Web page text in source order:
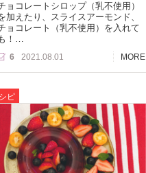
ョコレートシロップ（乳不使用）
加えたり、スライスアーモンド、
ョコレート（乳不使用）を入れて
！…
6 2021.08.01 MORE
ピ